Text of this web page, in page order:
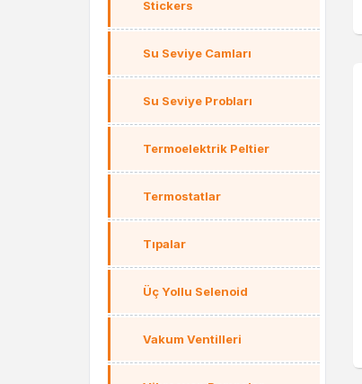
Stickers
Su Seviye Camları
Su Seviye Probları
Termoelektrik Peltier
Termostatlar
Tıpalar
Üç Yollu Selenoid
Vakum Ventilleri